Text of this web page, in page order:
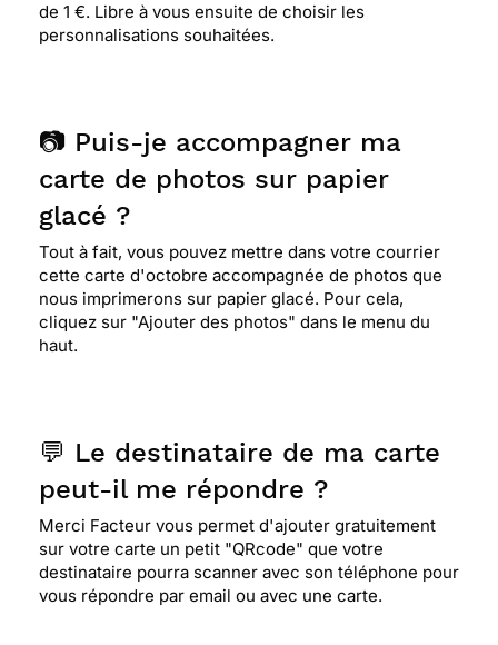
de 1 €. Libre à vous ensuite de choisir les
personnalisations souhaitées.
📷 Puis-je accompagner ma
carte de photos sur papier
glacé ?
Tout à fait, vous pouvez mettre dans votre courrier
cette carte d'octobre accompagnée de photos que
nous imprimerons sur papier glacé. Pour cela,
cliquez sur "Ajouter des photos" dans le menu du
haut.
💬 Le destinataire de ma carte
peut-il me répondre ?
Merci Facteur vous permet d'ajouter gratuitement
sur votre carte un petit "QRcode" que votre
destinataire pourra scanner avec son téléphone pour
vous répondre par email ou avec une carte.